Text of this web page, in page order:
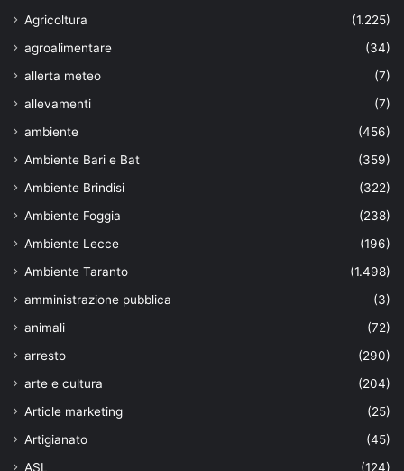
Agricoltura
(1.225)
agroalimentare
(34)
allerta meteo
(7)
allevamenti
(7)
ambiente
(456)
Ambiente Bari e Bat
(359)
Ambiente Brindisi
(322)
Ambiente Foggia
(238)
Ambiente Lecce
(196)
Ambiente Taranto
(1.498)
amministrazione pubblica
(3)
animali
(72)
arresto
(290)
arte e cultura
(204)
Article marketing
(25)
Artigianato
(45)
ASL
(124)